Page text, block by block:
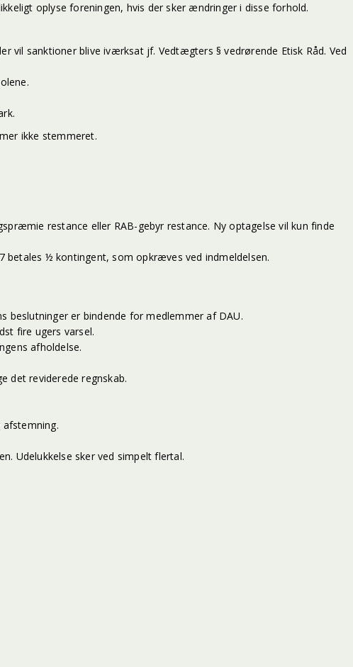
oplyse foreningen, hvis der sker ændringer i disse forhold.
vil sanktioner blive iværksat jf. Vedtægters § vedrørende Etisk Råd. Ved
ikke stemmeret.
restance eller RAB-gebyr restance. Ny optagelse vil kun finde
betales ½ kontingent, som opkræves ved indmeldelsen.
beslutninger er bindende for medlemmer af DAU.
fire ugers varsel.
afholdelse.
det reviderede regnskab.
Udelukkelse sker ved simpelt flertal.